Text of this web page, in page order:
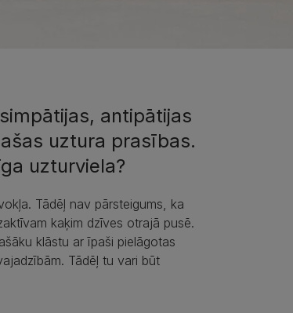
antipātijas
uztura prasības.
uzturviela?
Tādēļ nav pārsteigums, ka
kaķim dzīves otrajā pusē.
klāstu ar īpaši pielāgotas
Tādēļ tu vari būt